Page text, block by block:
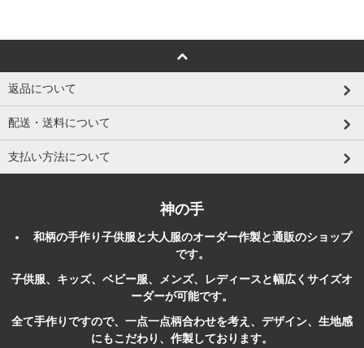
返品について
配送・送料について
支払い方法について
神の手
和柄の手作り子供服と大人服のオーダー作製と通販のショップ
です。
子供服、キッズ、ベビー服、メンズ、レディースと幅広くサイズオ
ーダーが可能です。
全て手作りですので、一点一点柄合わせを考え、デザイン、生地感
にもこだわり、作製しております。